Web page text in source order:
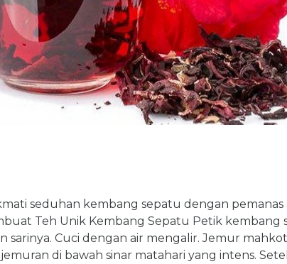
seduhan kembang sepatu dengan pemanas
Teh Unik Kembang Sepatu Petik kembang
sarinya. Cuci dengan air mengalir. Jemur
di bawah sinar matahari yang intens.